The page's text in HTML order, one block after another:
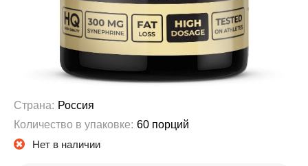
Страна: Россия
Количество в упаковке: 60 порций
Нет в наличии